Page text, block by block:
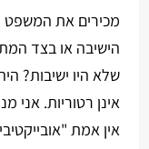
מכירים את המשפט
הישיבה או בצד
שלא היו ישיבות?
אינן רטוריות. אני
אין אמת